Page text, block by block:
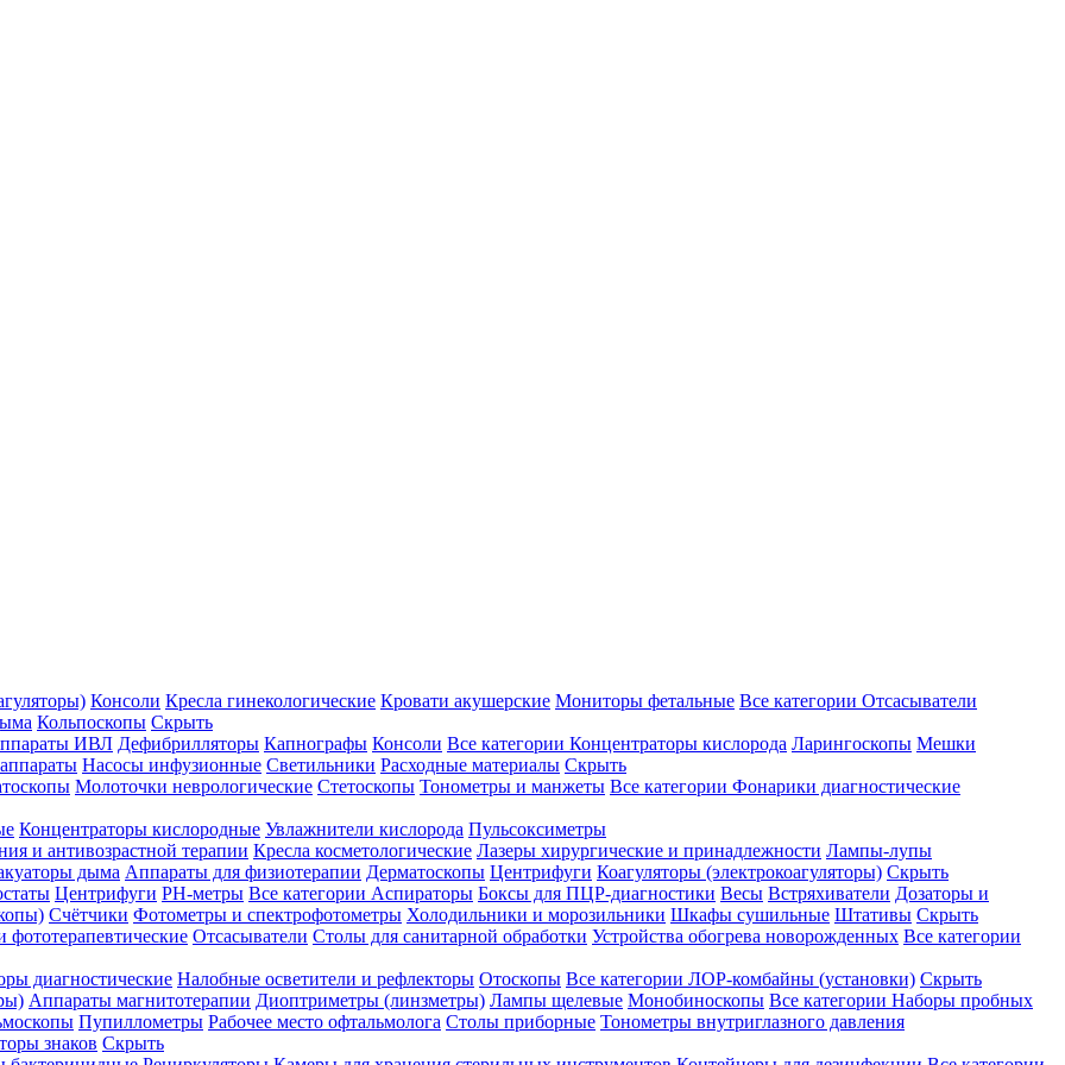
Консоли Кресла гинекологические Кровати акушерские Мониторы фетальные Все категории Отсасыватели
Кольпоскопы Скрыть
ИВЛ Дефибрилляторы Капнографы Консоли Все категории Концентраторы кислорода Ларингоскопы Мешки
Насосы инфузионные Светильники Расходные материалы Скрыть
Молоточки неврологические Стетоскопы Тонометры и манжеты Все категории Фонарики диагностические
Концентраторы кислородные Увлажнители кислорода Пульсоксиметры
и антивозрастной терапии Кресла косметологические Лазеры хирургические и принадлежности Лампы-лупы
дыма Аппараты для физиотерапии Дерматоскопы Центрифуги Коагуляторы (электрокоагуляторы) Скрыть
Центрифуги PH-метры Все категории Аспираторы Боксы для ПЦР-диагностики Весы Встряхиватели Дозаторы и
Счётчики Фотометры и спектрофотометры Холодильники и морозильники Шкафы сушильные Штативы Скрыть
фототерапевтические Отсасыватели Столы для санитарной обработки Устройства обогрева новорожденных Все категории
диагностические Налобные осветители и рефлекторы Отоскопы Все категории ЛОР-комбайны (установки) Скрыть
Аппараты магнитотерапии Диоптриметры (линзметры) Лампы щелевые Монобиноскопы Все категории Наборы пробных
Пупиллометры Рабочее место офтальмолога Столы приборные Тонометры внутриглазного давления
знаков Скрыть